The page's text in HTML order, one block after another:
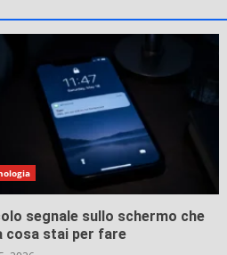
segnale sullo schermo che
cosa stai per fare